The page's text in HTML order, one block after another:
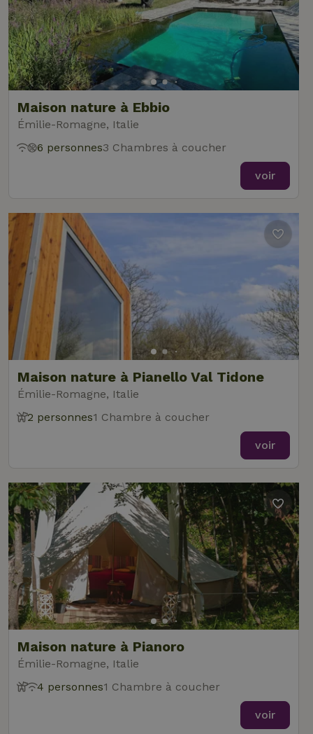
Maison nature à Ebbio
Émilie-Romagne, Italie
6 personnes3 Chambres à coucher
voir
Maison nature à Pianello Val Tidone
Émilie-Romagne, Italie
2 personnes1 Chambre à coucher
voir
Maison nature à Pianoro
Émilie-Romagne, Italie
4 personnes1 Chambre à coucher
voir